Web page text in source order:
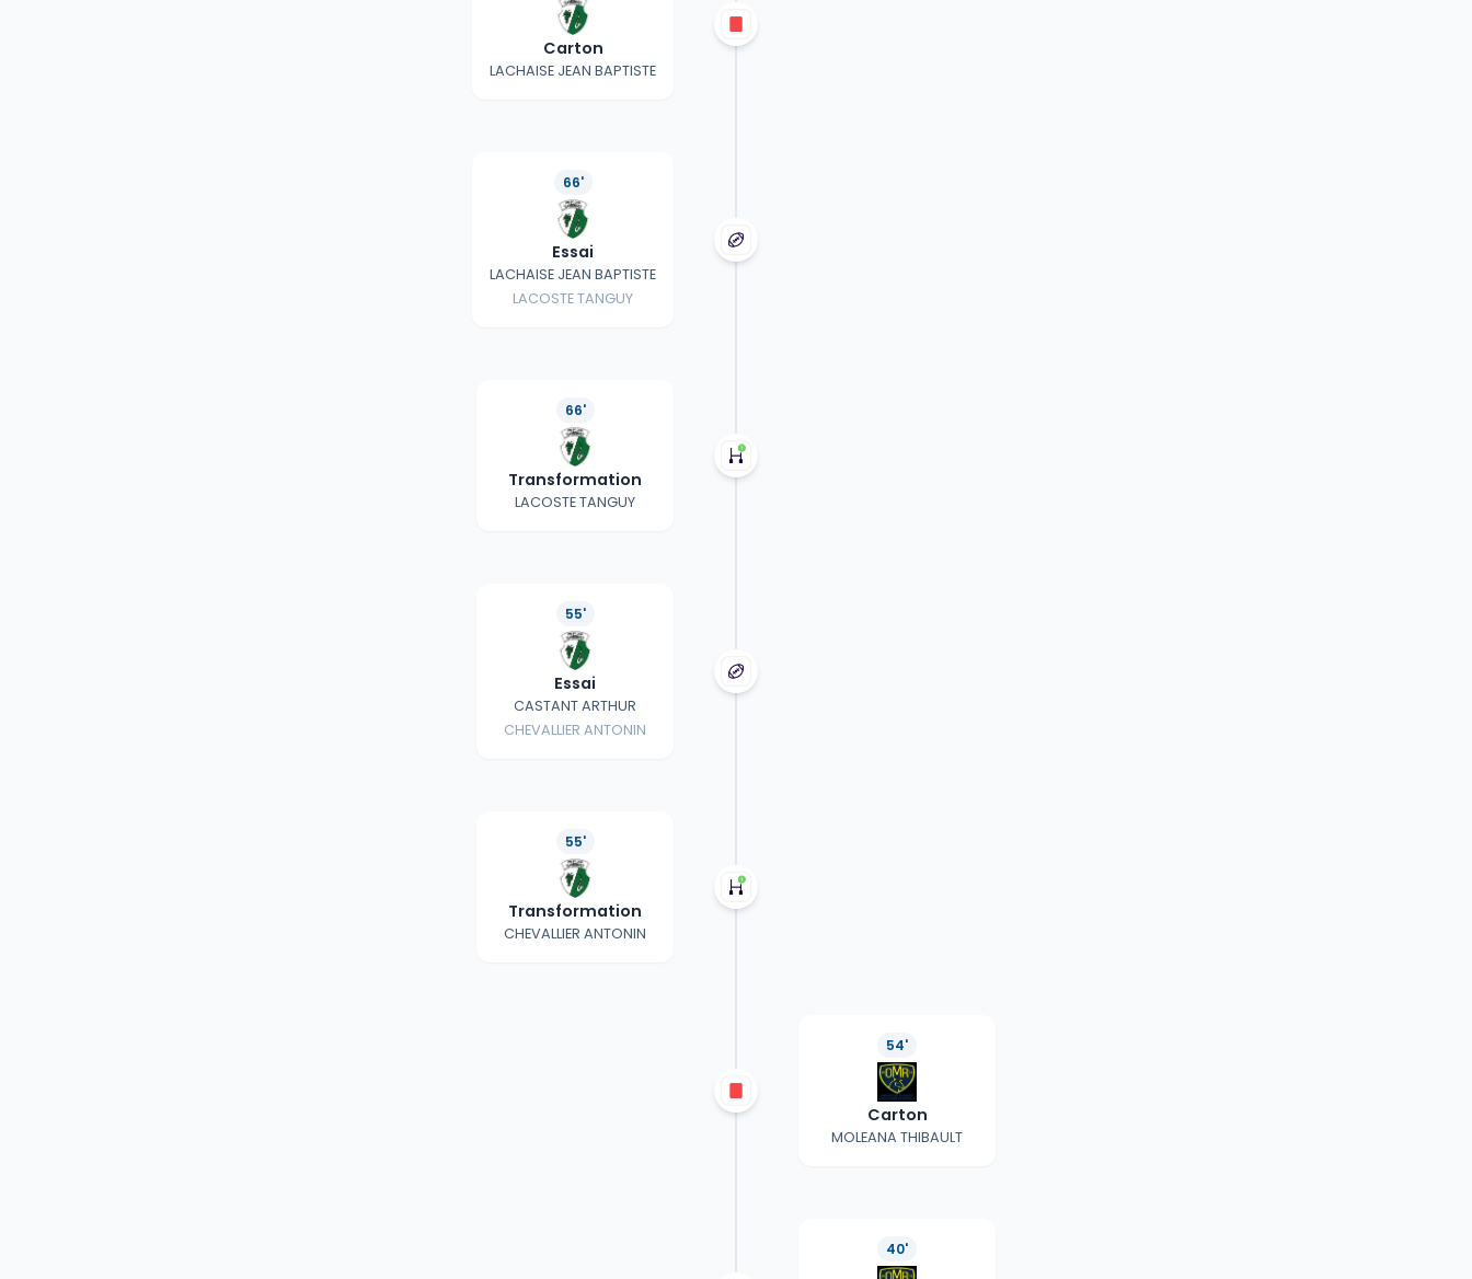
Carton
LACHAISE JEAN BAPTISTE
66'
Essai
LACHAISE JEAN BAPTISTE
LACOSTE TANGUY
66'
Transformation
LACOSTE TANGUY
55'
Essai
CASTANT ARTHUR
CHEVALLIER ANTONIN
55'
Transformation
CHEVALLIER ANTONIN
54'
Carton
MOLEANA THIBAULT
40'